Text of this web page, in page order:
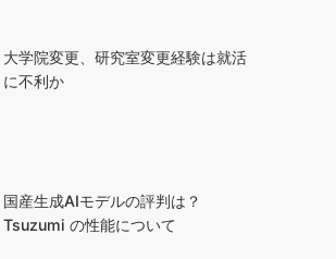
大学院変更、研究室変更経験は就活
に不利か
国産生成AIモデルの評判は？
Tsuzumi の性能について